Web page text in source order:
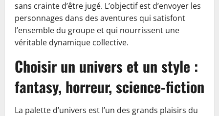
sans crainte d’être jugé. L’objectif est d’envoyer les
personnages dans des aventures qui satisfont
l’ensemble du groupe et qui nourrissent une
véritable dynamique collective.
Choisir un univers et un style :
fantasy, horreur, science-fiction
La palette d’univers est l’un des grands plaisirs du